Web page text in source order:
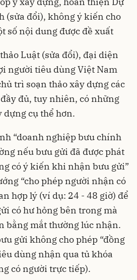
(sửa đổi), không ý kiến cho
số nội dung được đề xuất
Luật (sửa đổi), đại diện
người tiêu dùng Việt Nam
trì soạn thảo xây dựng các
đủ, tuy nhiên, có những
dựng cụ thể hơn.
“doanh nghiệp bưu chính
nếu bưu gửi đã được phát
có ý kiến khi nhận bưu gửi”
“cho phép người nhận có
hợp lý (ví dụ: 24 - 48 giờ) để
có hư hỏng bên trong mà
bằng mắt thường lúc nhận.
gửi không cho phép “đồng
dùng nhận qua tủ khóa
có người trực tiếp).